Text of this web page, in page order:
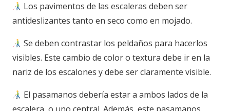
Los pavimentos de las escaleras deben ser
antideslizantes tanto en seco como en mojado.
Se deben contrastar los peldaños para hacerlos
visibles. Este cambio de color o textura debe ir en la
nariz de los escalones y debe ser claramente visible.
El pasamanos debería estar a ambos lados de la